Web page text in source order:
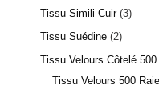
Tissu Simili Cuir 3
Tissu Suédine 2
Tissu Velours Côtelé
Tissu Velours 500